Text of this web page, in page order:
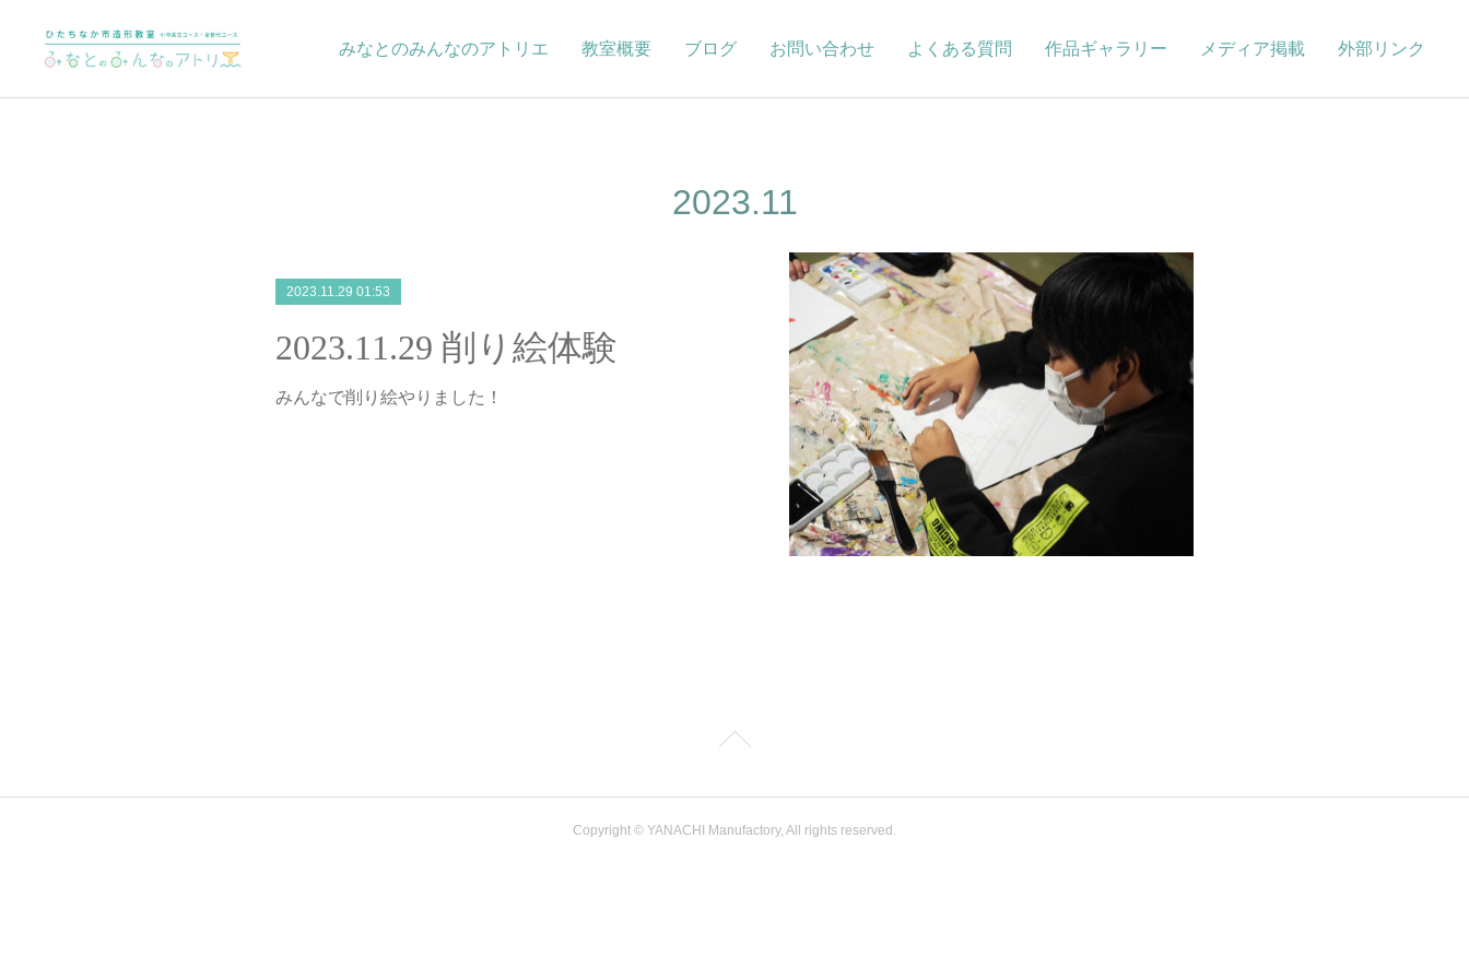
みなとのみんなのアトリエ 教室概要 ブログ お問い合わせ よくある質問 作品ギャラリー メディア掲載 外部リンク
2023.11
2023.11.29 01:53
2023.11.29 削り絵体験
みんなで削り絵やりました！
Copyright ©︎ YANACHI Manufactory, All rights reserved.